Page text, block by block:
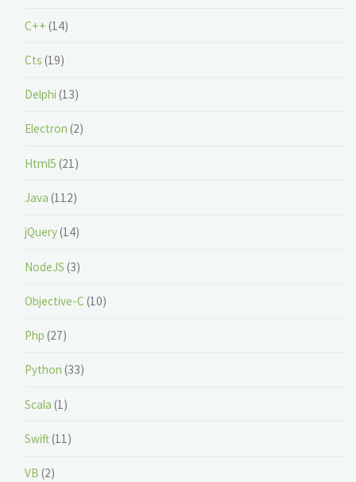
C++ (14)
Cts (19)
Delphi (13)
Electron (2)
Html5 (21)
Java (112)
jQuery(14)
NodeJS (3)
Objective-C (10)
Php (27)
Python (33)
Scala (1)
Swift(11)
VB (2)